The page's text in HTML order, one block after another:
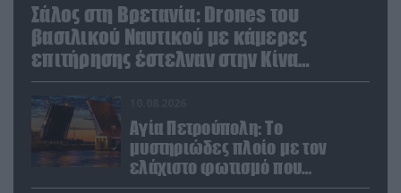
Σάλος στη Βρετανία: Drones του
βασιλικού Ναυτικού με κάμερες
επιτήρησης έστελναν στην Κίνα
απόρρητες πληροφορίες!
Αγία Πετρούπολη: Το
μυστηριώδες πλοίο με τον
ελάχιστο φωτισμό που
προκάλεσε την περιέργεια